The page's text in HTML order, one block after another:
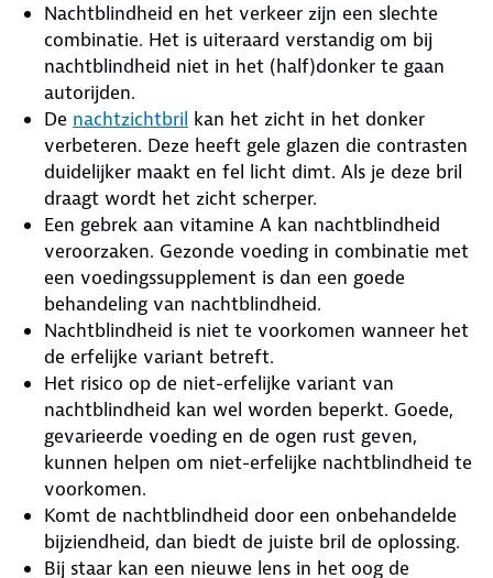
Nachtblindheid en het verkeer zijn een slechte
combinatie. Het is uiteraard verstandig om bij
nachtblindheid niet in het (half)donker te gaan
autorijden.
De nachtzichtbril kan het zicht in het donker
verbeteren. Deze heeft gele glazen die contrasten
duidelijker maakt en fel licht dimt. Als je deze bril
draagt wordt het zicht scherper.
Een gebrek aan vitamine A kan nachtblindheid
veroorzaken. Gezonde voeding in combinatie met
een voedingssupplement is dan een goede
behandeling van nachtblindheid.
Nachtblindheid is niet te voorkomen wanneer het
de erfelijke variant betreft.
Het risico op de niet-erfelijke variant van
nachtblindheid kan wel worden beperkt. Goede,
gevarieerde voeding en de ogen rust geven,
kunnen helpen om niet-erfelijke nachtblindheid te
voorkomen.
Komt de nachtblindheid door een onbehandelde
bijziendheid, dan biedt de juiste bril de oplossing.
Bij staar kan een nieuwe lens in het oog de